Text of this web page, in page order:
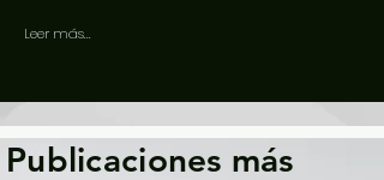
Leer más...
Publicaciones más